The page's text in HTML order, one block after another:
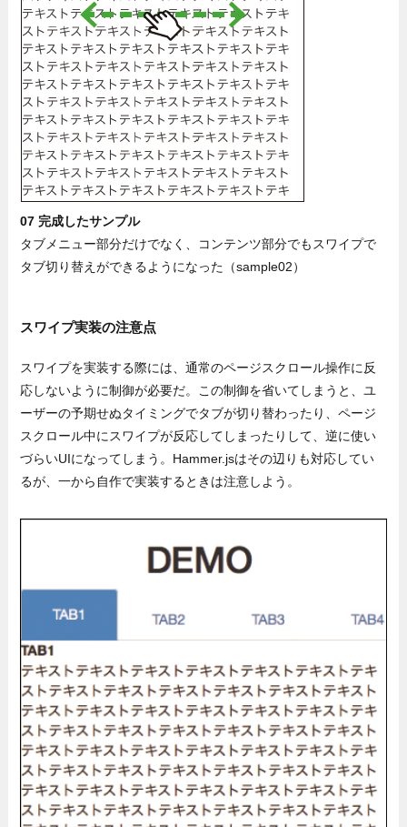
07 完成したサンプル
タブメニュー部分だけでなく、コンテンツ部分でもスワイプで
タブ切り替えができるようになった（sample02）
スワイプ実装の注意点
スワイプを実装する際には、通常のページスクロール操作に反
応しないように制御が必要だ。この制御を省いてしまうと、ユ
ーザーの予期せぬタイミングでタブが切り替わったり、ページ
スクロール中にスワイプが反応してしまったりして、逆に使い
づらいUIになってしまう。Hammer.jsはその辺りも対応してい
るが、一から自作で実装するときは注意しよう。